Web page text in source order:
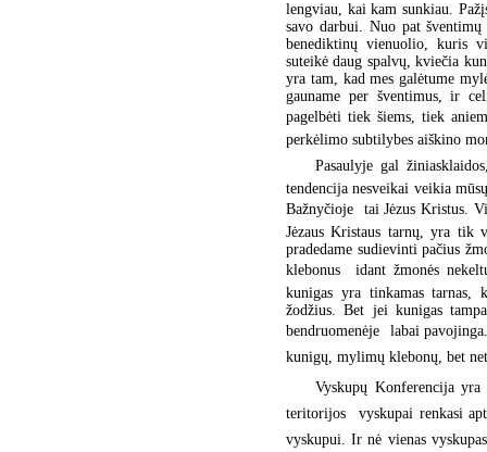
lengviau, kai kam sunkiau.
savo darbui. Nuo pat
benediktinų vienuolio, kuris
suteikė daug spalvų, kviečia
yra tam, kad mes galėtume
gauname per šventimus, ir
pagelbėti tiek šiems, tiek
perkėlimo subtilybes aiškino
Pasaulyje gal
tendencija nesveikai veikia
Bažnyčioje  tai Jėzus Kristus.
Jėzaus Kristaus tarnų, yra tik
pradedame sudievinti pačius
klebonus  idant žmonės
kunigas yra tinkamas
žodžius. Bet jei kunigas
bendruomenėje  labai
kunigų, mylimų klebonų, bet net
Vyskupų Konferencija
teritorijos  vyskupai renkasi
vyskupui. Ir nė vienas